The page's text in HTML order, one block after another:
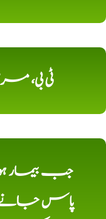
ٹی بی،
جب بیمار ہو
پاس جانے